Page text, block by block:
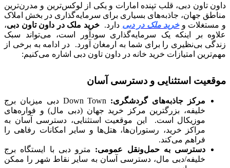
داون تاون دبی، قلب تپنده امارات و یکی از لوکس‌ترین و مدرن‌ترین
مناطق جهان، جاذبه‌های بسیاری برای سرمایه‌گذاری در بخش املاک
و مستغلات وخرید ملک در دبی دارد.خرید ملک در داون تاون دبی،
علاوه بر اینکه یک سرمایه‌گذاری سودآور است، می‌تواند سبک
زندگی بی‌نظیری را برای شما به ارمغان آورد. در ادامه به برخی از
مهم‌ترین امتیازات خرید خانه در داون تاون دبی اشاره می‌کنیم:
موقعیت استثنایی و دسترسی آسان
مرکز جاذبه‌های گردشگری:
Down Town دبی میزبان برج
خلیفه، بزرگترین مرکز خرید جهان (دبی مال) و فواره‌های
موزیکال است. این موقعیت استثنایی، دسترسی آسان به
مراکز خرید، رستوران‌ها، هتل‌ها و سایر امکانات رفاهی را
فراهم می‌کند.
دسترسی به حمل‌ونقل عمومی: مترو دبی با ایستگاه برج
خلیفه/دبی مال، دسترسی آسان به سایر نقاط شهر را ممکن